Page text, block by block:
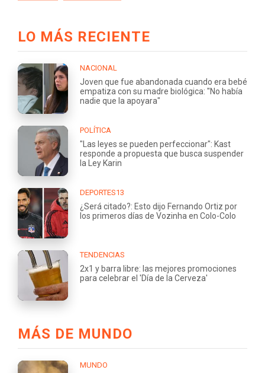
LO MÁS RECIENTE
NACIONAL
Joven que fue abandonada cuando era bebé
empatiza con su madre biológica: "No había
nadie que la apoyara"
POLÍTICA
"Las leyes se pueden perfeccionar": Kast
responde a propuesta que busca suspender
la Ley Karin
DEPORTES13
¿Será citado?: Esto dijo Fernando Ortiz por
los primeros días de Vozinha en Colo-Colo
TENDENCIAS
2x1 y barra libre: las mejores promociones
para celebrar el 'Día de la Cerveza'
MÁS DE MUNDO
MUNDO